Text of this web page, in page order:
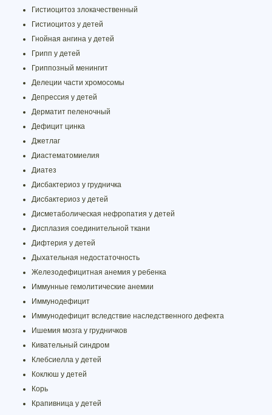
Гистиоцитоз злокачественный
Гистиоцитоз у детей
Гнойная ангина у детей
Грипп у детей
Гриппозный менингит
Делеции части хромосомы
Депрессия у детей
Дерматит пеленочный
Дефицит цинка
Джетлаг
Диастематомиелия
Диатез
Дисбактериоз у грудничка
Дисбактериоз у детей
Дисметаболическая нефропатия у детей
Дисплазия соединительной ткани
Дифтерия у детей
Дыхательная недостаточность
Железодефицитная анемия у ребенка
Иммунные гемолитические анемии
Иммунодефицит
Иммунодефицит вследствие наследственного дефекта
Ишемия мозга у грудничков
Кивательный синдром
Клебсиелла у детей
Коклюш у детей
Корь
Крапивница у детей